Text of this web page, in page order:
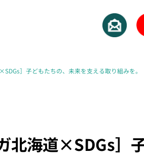
］子どもたちの、未来を支える取り組みを。
北海道×SDGs］